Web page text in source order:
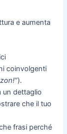
e aumenta
coinvolgenti
).
un dettaglio
che il tuo
frasi perché